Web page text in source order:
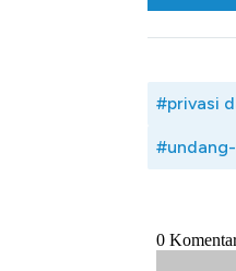
#privasi